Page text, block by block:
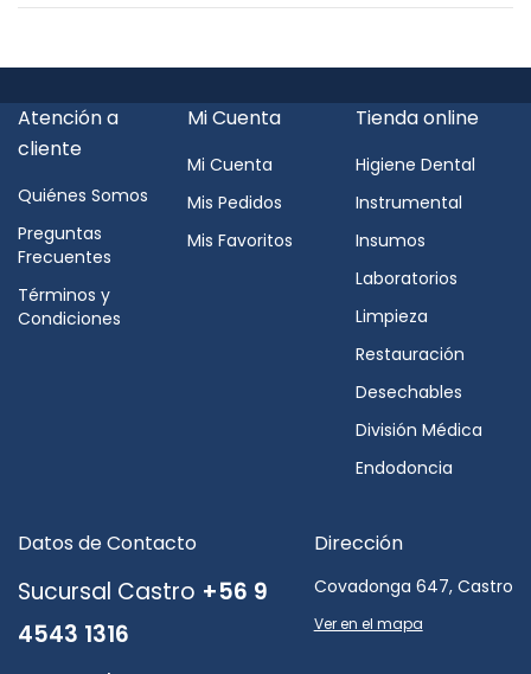
Atención a
cliente
Quiénes Somos
Preguntas
Frecuentes
Términos y
Condiciones
Mi Cuenta
Mi Cuenta
Mis Pedidos
Mis Favoritos
Tienda online
Higiene Dental
Instrumental
Insumos
Laboratorios
Limpieza
Restauración
Desechables
División Médica
Endodoncia
Datos de Contacto
Sucursal Castro +56 9
4543 1316
Dirección
Covadonga 647, Castro
Ver en el mapa